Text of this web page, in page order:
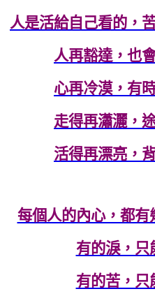
人是活給自己看的，
人再豁達，也
心再冷漠，有
走得再瀟灑，
活得再漂亮，
每個人的內心，都有
有的淚，只
有的苦，只